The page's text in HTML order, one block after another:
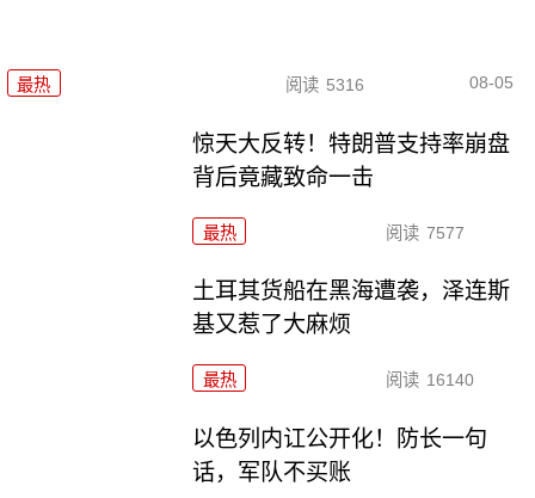
最热 阅读 5316 08-05
惊天大反转！特朗普支持率崩盘
背后竟藏致命一击
最热 阅读 7577
土耳其货船在黑海遭袭，泽连斯
基又惹了大麻烦
最热 阅读 16140
以色列内讧公开化！防长一句
话，军队不买账